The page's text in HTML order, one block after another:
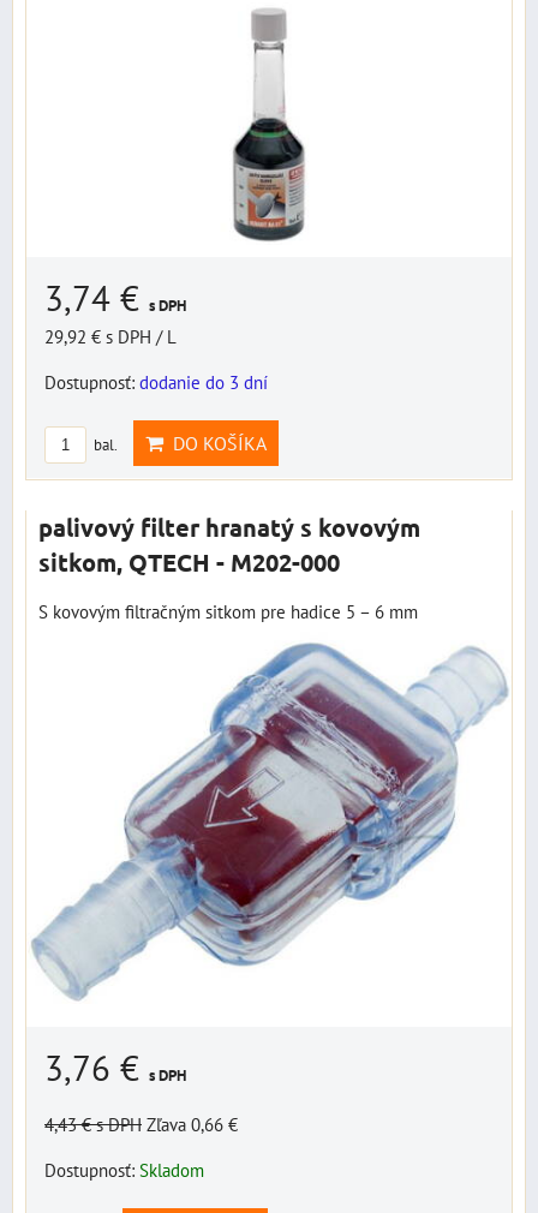
3,74 € s DPH
29,92 € s DPH / L
Dostupnosť: dodanie do 3 dní
bal. DO KOŠÍKA
palivový filter hranatý s kovovým
sitkom, QTECH - M202-000
S kovovým filtračným sitkom pre hadice 5 – 6 mm
3,76 € s DPH
4,43 €s DPH Zľava 0,66 €
Dostupnosť: Skladom